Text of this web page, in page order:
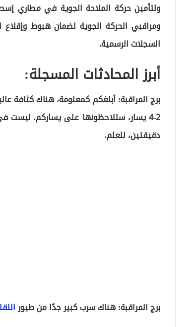
ولتأمين حركة الملاحة الجوية في مطاري
ومراقبي الحركة الجوية لضمان هبوط
السجلات الرسمية.
أبرز المحادثات المسجلة:
برج المراقبة: أبلغكم كمعلومة، هناك كثافة
2-4 يسار، ستلاحظونها على يساركم. ليست
دقيقتين، للعلم.
برج المراقبة: هناك سرب كبير جدًا من طيور